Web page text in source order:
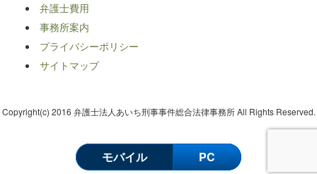
弁護士費用
事務所案内
プライバシーポリシー
サイトマップ
Copyright(c) 2016 弁護士法人あいち刑事事件総合法律事務所 All Rights Reserved.
モバイル PC